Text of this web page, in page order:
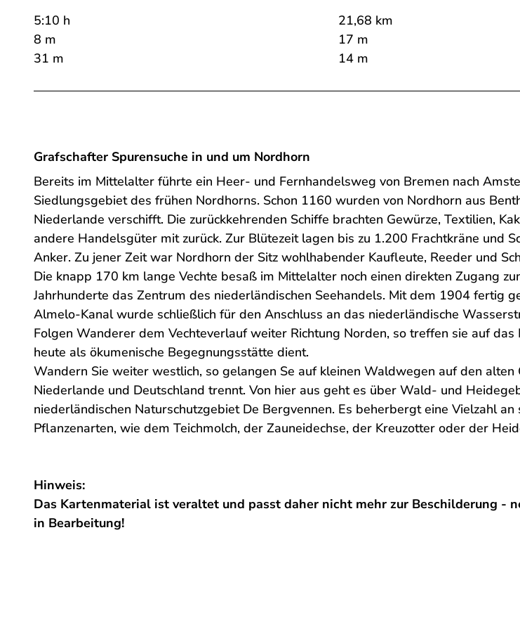
5:10 h
21,68 km
8 m
17 m
31 m
14 m
Grafschafter Spurensuche in und um Nordhorn
Bereits im Mittelalter führte ein Heer- und Fernhandelsweg von Bremen nach
Siedlungsgebiet des frühen Nordhorns. Schon 1160 wurden von Nordhorn aus
Niederlande verschifft. Die zurückkehrenden Schiffe brachten Gewürze, Textilien,
andere Handelsgüter mit zurück. Zur Blütezeit lagen bis zu 1.200 Frachtkräne und
Anker. Zu jener Zeit war Nordhorn der Sitz wohlhabender Kaufleute, Reeder und
Die knapp 170 km lange Vechte besaß im Mittelalter noch einen direkten Zugang
Jahrhunderte das Zentrum des niederländischen Seehandels. Mit dem 1904 fertig
Almelo-Kanal wurde schließlich für den Anschluss an das niederländische
Folgen Wanderer dem Vechteverlauf weiter Richtung Norden, so treffen sie auf das
heute als ökumenische Begegnungsstätte dient.
Wandern Sie weiter westlich, so gelangen Se auf kleinen Waldwegen auf den alten
Niederlande und Deutschland trennt. Von hier aus geht es über Wald- und
niederländischen Naturschutzgebiet De Bergvennen. Es beherbergt eine Vielzahl
Pflanzenarten, wie dem Teichmolch, der Zauneidechse, der Kreuzotter oder der
Hinweis:
Das Kartenmaterial ist veraltet und passt daher nicht mehr zur Beschilderung -
in Bearbeitung!